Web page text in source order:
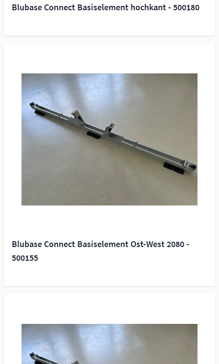
Blubase Connect Basiselement hochkant - 500180
Blubase Connect Basiselement Ost-West 2080 -
500155